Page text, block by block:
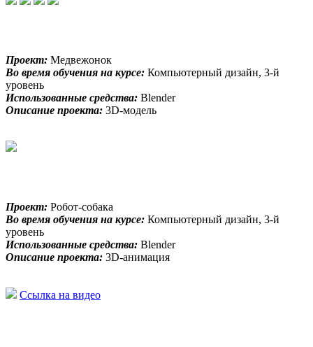
Проект: Медвежонок
Во время обучения на курсе: Компьютерный дизайн, 3-й
уровень
Использованные средства: Blender
Описание проекта: 3D-модель
Проект: Робот-собака
Во время обучения на курсе: Компьютерный дизайн, 3-й
уровень
Использованные средства: Blender
Описание проекта: 3D-анимация
Ссылка на видео